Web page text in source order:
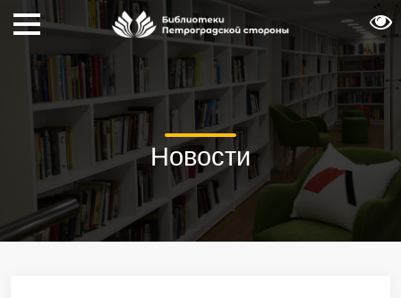
Новости